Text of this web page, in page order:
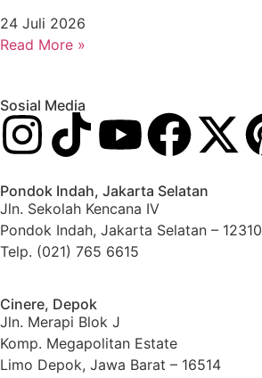
24 Juli 2026
Read More »
Sosial Media
Pondok Indah, Jakarta Selatan
Jln. Sekolah Kencana IV
Pondok Indah, Jakarta Selatan – 12310
Telp. (021) 765 6615
Cinere, Depok
Jln. Merapi Blok J
Komp. Megapolitan Estate
Limo Depok, Jawa Barat – 16514